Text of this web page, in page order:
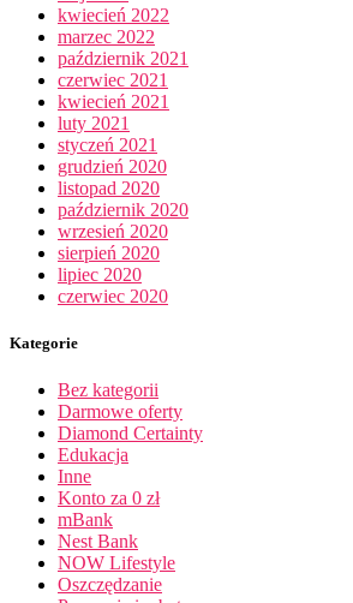
kwiecień 2022
marzec 2022
październik 2021
czerwiec 2021
kwiecień 2021
luty 2021
styczeń 2021
grudzień 2020
listopad 2020
październik 2020
wrzesień 2020
sierpień 2020
lipiec 2020
czerwiec 2020
Kategorie
Bez kategorii
Darmowe oferty
Diamond Certainty
Edukacja
Inne
Konto za 0 zł
mBank
Nest Bank
NOW Lifestyle
Oszczędzanie